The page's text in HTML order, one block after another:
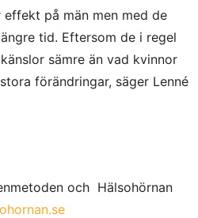
på män men med de
tid. Eftersom de i regel
sämre än vad kvinnor
förändringar, säger Lenné
och Hälsohörnan